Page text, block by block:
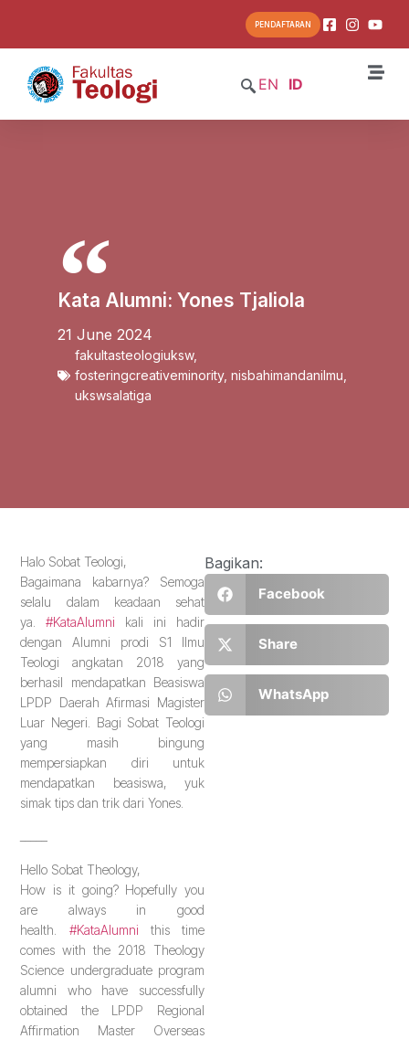
PENDAFTARAN
EN ID
Kata Alumni: Yones Tjaliola
21 June 2024
fakultasteologiuksw,
fosteringcreativeminority, nisbahimandanilmu
ukswsalatiga
Halo Sobat Teologi,
Bagaimana kabarnya? Semoga
selalu dalam keadaan sehat
ya.#KataAlumni kali ini hadir
dengan Alumni prodi S1 Ilmu
Teologi angkatan 2018 yang
berhasil mendapatkan Beasiswa
LPDP Daerah Afirmasi Magister
Luar Negeri. Bagi Sobat Teologi
yang masih bingung
mempersiapkan diri untuk
mendapatkan beasiswa, yuk
simak tips dan trik dari Yones.
Hello Sobat Theology,
How is it going? Hopefully you
are always in good
health. #KataAlumni this time
comes with the 2018 Theology
Science undergraduate program
alumni who have successfully
obtained the LPDP Regional
Affirmation Master Overseas
Bagikan:
Facebook
Share
WhatsApp